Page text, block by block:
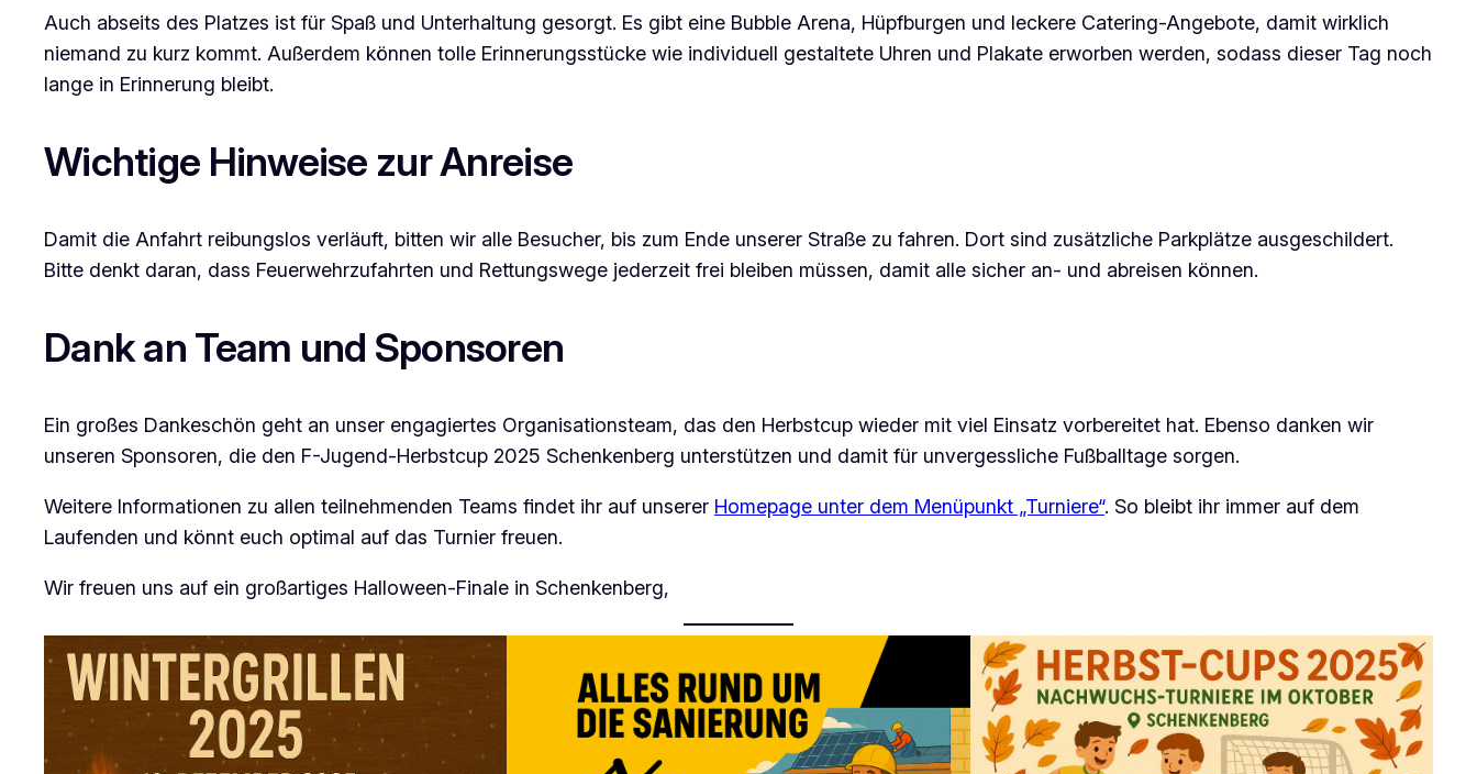
Auch abseits des Platzes ist für Spaß und Unterhaltung gesorgt. Es gibt eine Bubble Arena, Hüpfburgen und leckere Catering-Angebote, damit wirklich
niemand zu kurz kommt. Außerdem können tolle Erinnerungsstücke wie individuell gestaltete Uhren und Plakate erworben werden, sodass dieser Tag noch
lange in Erinnerung bleibt.
Wichtige Hinweise zur Anreise
Damit die Anfahrt reibungslos verläuft, bitten wir alle Besucher, bis zum Ende unserer Straße zu fahren. Dort sind zusätzliche Parkplätze ausgeschildert.
Bitte denkt daran, dass Feuerwehrzufahrten und Rettungswege jederzeit frei bleiben müssen, damit alle sicher an- und abreisen können.
Dank an Team und Sponsoren
Ein großes Dankeschön geht an unser engagiertes Organisationsteam, das den Herbstcup wieder mit viel Einsatz vorbereitet hat. Ebenso danken wir
unseren Sponsoren, die den F-Jugend-Herbstcup 2025 Schenkenberg unterstützen und damit für unvergessliche Fußballtage sorgen.
Weitere Informationen zu allen teilnehmenden Teams findet ihr auf unserer Homepage unter dem Menüpunkt „Turniere“. So bleibt ihr immer auf dem
Laufenden und könnt euch optimal auf das Turnier freuen.
Wir freuen uns auf ein großartiges Halloween-Finale in Schenkenberg,